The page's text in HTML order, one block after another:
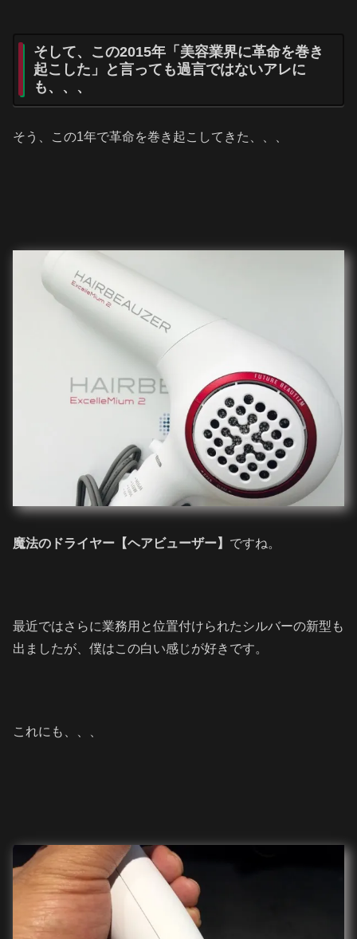
そして、この2015年「美容業界に革命を巻き
起こした」と言っても過言ではないアレに
も、、、
そう、この1年で革命を巻き起こしてきた、、、
魔法のドライヤー【ヘアビューザー】 ですね。
最近ではさらに業務用と位置付けられたシルバーの新型も
出ましたが、僕はこの白い感じが好きです。
これにも、、、